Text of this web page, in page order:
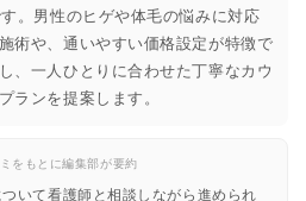
。男性のヒゲや体毛の悩みに対応
術や、通いやすい価格設定が特徴で
、一人ひとりに合わせた丁寧なカウ
ランを提案します。
をもとに編集部が要約
いて看護師と相談しながら進められ